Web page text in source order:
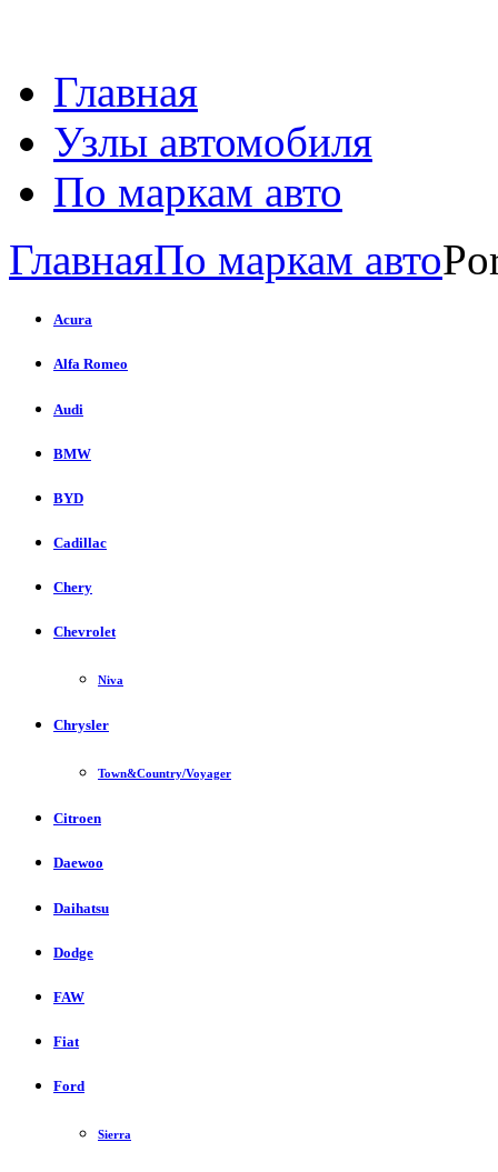
Главная
Узлы автомобиля
По маркам авто
ГлавнаяПо маркам авто
Acura
Alfa Romeo
Audi
BMW
BYD
Cadillac
Chery
Chevrolet
Niva
Chrysler
Town&Country/Voyager
Citroen
Daewoo
Daihatsu
Dodge
FAW
Fiat
Ford
Sierra